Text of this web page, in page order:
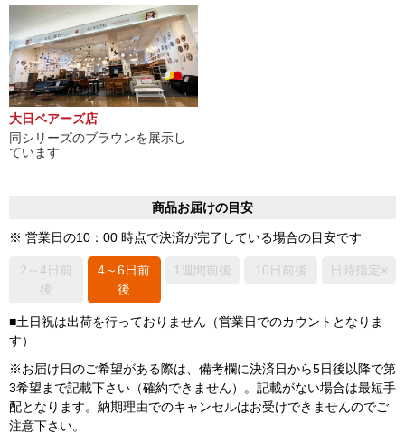
大日ベアーズ店
同シリーズのブラウンを展示し
ています
商品お届けの目安
※ 営業日の10：00 時点で決済が完了している場合の目安です
2～4日前
後
4～6日前
後
1週間前後 10日前後 日時指定×
■土日祝は出荷を行っておりません（営業日でのカウントとなりま
す）
※お届け日のご希望がある際は、備考欄に決済日から5日後以降で第
3希望まで記載下さい（確約できません）。記載がない場合は最短手
配となります。納期理由でのキャンセルはお受けできませんのでご
注意下さい。